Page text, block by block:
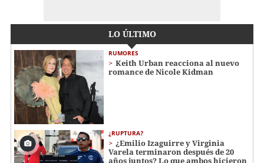
LO ÚLTIMO
RUMORES
Keith Urban reacciona al nuevo
romance de Nicole Kidman
¿RUPTURA?
¿Emilio Izaguirre y Virginia
Varela terminaron después de 20
años juntos? Lo que ambos hicieron